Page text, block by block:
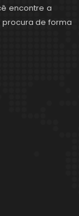
encontre a
de forma